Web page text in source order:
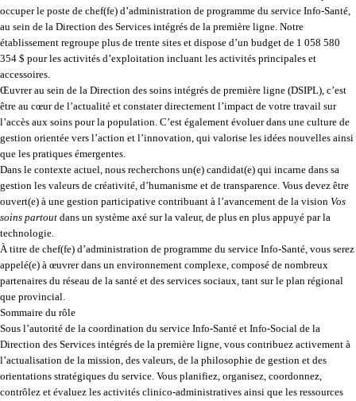
occuper le poste de chef(fe) d’administration de programme du service Info-Santé,
au sein de la Direction des Services intégrés de la première ligne. Notre
établissement regroupe plus de trente sites et dispose d’un budget de 1 058 580
354 $ pour les activités d’exploitation incluant les activités principales et
accessoires.
Œuvrer au sein de la Direction des soins intégrés de première ligne (DSIPL), c’est
être au cœur de l’actualité et constater directement l’impact de votre travail sur
l’accès aux soins pour la population. C’est également évoluer dans une culture de
gestion orientée vers l’action et l’innovation, qui valorise les idées nouvelles ainsi
que les pratiques émergentes.
Dans le contexte actuel, nous recherchons un(e) candidat(e) qui incarne dans sa
gestion les valeurs de créativité, d’humanisme et de transparence. Vous devez être
ouvert(e) à une gestion participative contribuant à l’avancement de la vision Vos
soins partout dans un système axé sur la valeur, de plus en plus appuyé par la
technologie.
À titre de chef(fe) d’administration de programme du service Info-Santé, vous serez
appelé(e) à œuvrer dans un environnement complexe, composé de nombreux
partenaires du réseau de la santé et des services sociaux, tant sur le plan régional
que provincial.
Sommaire du rôle
Sous l’autorité de la coordination du service Info-Santé et Info-Social de la
Direction des Services intégrés de la première ligne, vous contribuez activement à
l’actualisation de la mission, des valeurs, de la philosophie de gestion et des
orientations stratégiques du service. Vous planifiez, organisez, coordonnez,
contrôlez et évaluez les activités clinico-administratives ainsi que les ressources